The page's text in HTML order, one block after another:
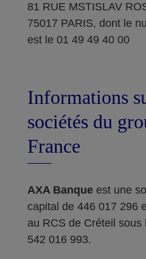
81 RUE MSTISLAV
75017 PARIS, dont le
est le 01 49 49 40 00
Informations
sociétés du
France
AXA Banque est une
capital de 446 017 296
au RCS de Créteil sous
542 016 993.